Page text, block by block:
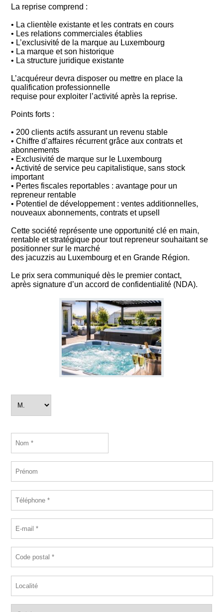
La reprise comprend :
• La clientèle existante et les contrats en cours
• Les relations commerciales établies
• L’exclusivité de la marque au Luxembourg
• La marque et son historique
• La structure juridique existante
L’acquéreur devra disposer ou mettre en place la
qualification professionnelle
requise pour exploiter l’activité après la reprise.
Points forts :
• 200 clients actifs assurant un revenu stable
• Chiffre d’affaires récurrent grâce aux contrats et
abonnements
• Exclusivité de marque sur le Luxembourg
• Activité de service peu capitalistique, sans stock
important
• Pertes fiscales reportables : avantage pour un
repreneur rentable
• Potentiel de développement : ventes additionnelles,
nouveaux abonnements, contrats et upsell
Cette société représente une opportunité clé en main,
rentable et stratégique pour tout repreneur souhaitant se
positionner sur le marché
des jacuzzis au Luxembourg et en Grande Région.
Le prix sera communiqué dès le premier contact,
après signature d’un accord de confidentialité (NDA).